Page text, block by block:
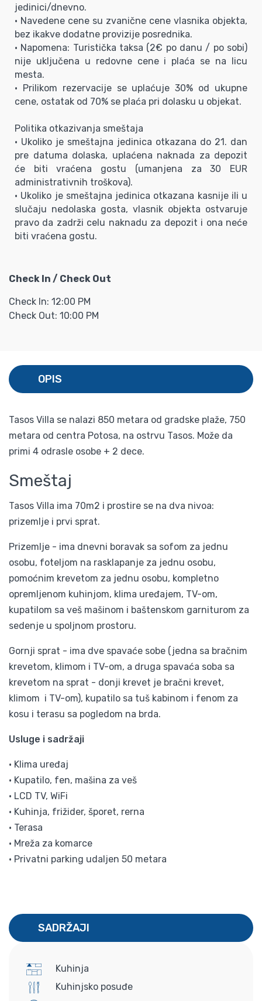
jedinici/dnevno.
• Navedene cene su zvanične cene vlasnika objekta,
bez ikakve dodatne provizije posrednika.
• Napomena: Turistička taksa (2€ po danu / po sobi)
nije uključena u redovne cene i plaća se na licu
mesta.
• Prilikom rezervacije se uplaćuje 30% od ukupne
cene, ostatak od 70% se plaća pri dolasku u objekat.
Politika otkazivanja smeštaja
• Ukoliko je smeštajna jedinica otkazana do 21. dan
pre datuma dolaska, uplaćena naknada za depozit
će biti vraćena gostu (umanjena za 30 EUR
administrativnih troškova).
• Ukoliko je smeštajna jedinica otkazana kasnije ili u
slučaju nedolaska gosta, vlasnik objekta ostvaruje
pravo da zadrži celu naknadu za depozit i ona neće
biti vraćena gostu.
Check In / Check Out
Check In: 12:00 PM
Check Out: 10:00 PM
OPIS
Tasos Villa se nalazi 850 metara od gradske plaže, 750
metara od centra Potosa, na ostrvu Tasos. Može da
primi 4 odrasle osobe + 2 dece.
Smeštaj
Tasos Villa ima 70m2 i prostire se na dva nivoa:
prizemlje i prvi sprat.
Prizemlje - ima dnevni boravak sa sofom za jednu
osobu, foteljom na rasklapanje za jednu osobu,
pomoćnim krevetom za jednu osobu, kompletno
opremljenom kuhinjom, klima uređajem, TV-om,
kupatilom sa veš mašinom i baštenskom garniturom za
sedenje u spoljnom prostoru.
Gornji sprat - ima dve spavaće sobe (jedna sa bračnim
krevetom, klimom i TV-om, a druga spavaća soba sa
krevetom na sprat - donji krevet je bračni krevet,
klimom i TV-om), kupatilo sa tuš kabinom i fenom za
kosu i terasu sa pogledom na brda.
Usluge i sadržaji
• Klima uređaj
• Kupatilo, fen, mašina za veš
• LCD TV, WiFi
• Kuhinja, frižider, šporet, rerna
• Terasa
• Mreža za komarce
• Privatni parking udaljen 50 metara
SADRŽAJI
Kuhinja
Kuhinjsko posuđe